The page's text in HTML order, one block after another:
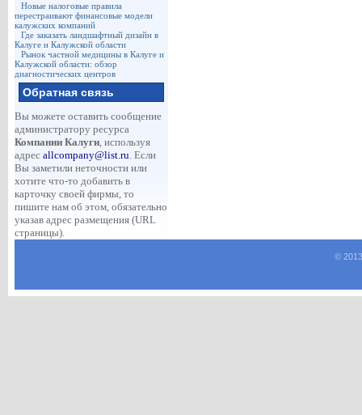
Новые налоговые правила
перестраивают финансовые модели
калужских компаний
Где заказать ландшафтный дизайн в
Калуге и Калужской области
Рынок частной медицины в Калуге и
Калужской области: обзор
диагностических центров
Обратная связь
Вы можете оставить сообщение
администратору ресурса
Компании Калуги, используя
адрес allcompany@list.ru. Если
Вы заметили неточности или
хотите что-то добавить в
карточку своей фирмы, то
пишите нам об этом, обязательно
указав адрес размещения (URL
страницы).
©